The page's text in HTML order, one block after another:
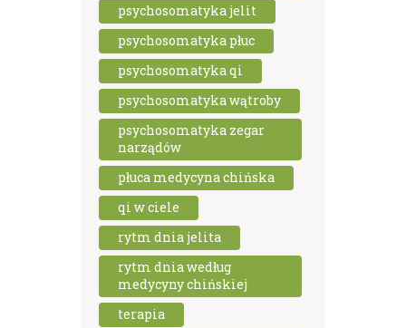
psychosomatyka jelit
psychosomatyka płuc
psychosomatyka qi
psychosomatyka wątroby
psychosomatyka zegar
narządów
płuca medycyna chińska
qi w ciele
rytm dnia jelita
rytm dnia według
medycyny chińskiej
terapia